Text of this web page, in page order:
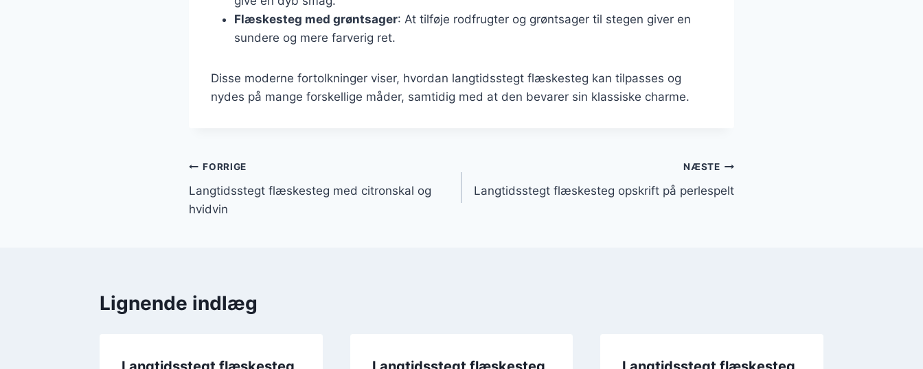
Flæskesteg med grøntsager: At tilføje rodfrugter og grøntsager til stegen giver en
sundere og mere farverig ret.
Disse moderne fortolkninger viser, hvordan langtidsstegt flæskesteg kan tilpasses og
nydes på mange forskellige måder, samtidig med at den bevarer sin klassiske charme.
Indlægsnavigation
FORRIGE
Langtidsstegt flæskesteg med citronskal og
hvidvin
NÆSTE
Langtidsstegt flæskesteg opskrift på perlespelt
Lignende indlæg